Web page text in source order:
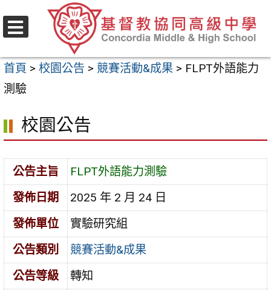
至
要
內
區
首頁 > 校園公告 > 競賽活動&成果 > FLPT外語能力
測驗
校園公告
公告主旨
FLPT外語能力測驗
發佈日期
2025 年 2 月 24 日
發佈單位
實驗研究組
公告類別
競賽活動&成果
公告等級
轉知
選
單